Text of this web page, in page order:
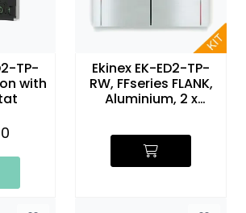
TP-
with
Ekinex EK-ED2-TP-
RW, FFseries FLANK,
Aluminium, 2 x